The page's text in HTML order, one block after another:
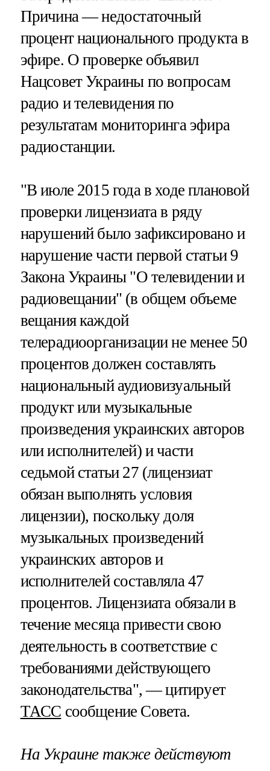
Причина — недостаточный
процент национального продукта в
эфире. О проверке объявил
Нацсовет Украины по вопросам
радио и телевидения по
результатам мониторинга эфира
радиостанции.
"В июле 2015 года в ходе плановой
проверки лицензиата в ряду
нарушений было зафиксировано и
нарушение части первой статьи 9
Закона Украины "О телевидении и
радиовещании" (в общем объеме
вещания каждой
телерадиоорганизации не менее 50
процентов должен составлять
национальный аудиовизуальный
продукт или музыкальные
произведения украинских авторов
или исполнителей) и части
седьмой статьи 27 (лицензиат
обязан выполнять условия
лицензии), поскольку доля
музыкальных произведений
украинских авторов и
исполнителей составляла 47
процентов. Лицензиата обязали в
течение месяца привести свою
деятельность в соответствие с
требованиями действующего
законодательства", — цитирует
ТАСС сообщение Совета.
На Украине также действуют